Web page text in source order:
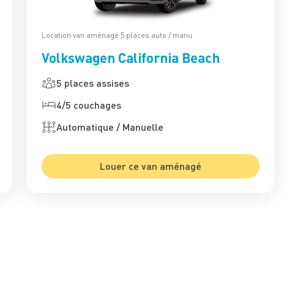
Location van aménagé 5 places auto / manu
Volkswagen California Beach
5 places assises
4/5 couchages
Automatique / Manuelle
Louer ce van aménagé